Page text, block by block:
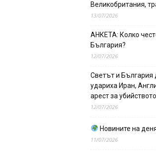
Великобритания,
13/07/2026
АНКЕТА: Колко
България?
12/07/2026
Светът и България
удариха Иран,
арест за
12/07/2026
Новините на
11/07/2026